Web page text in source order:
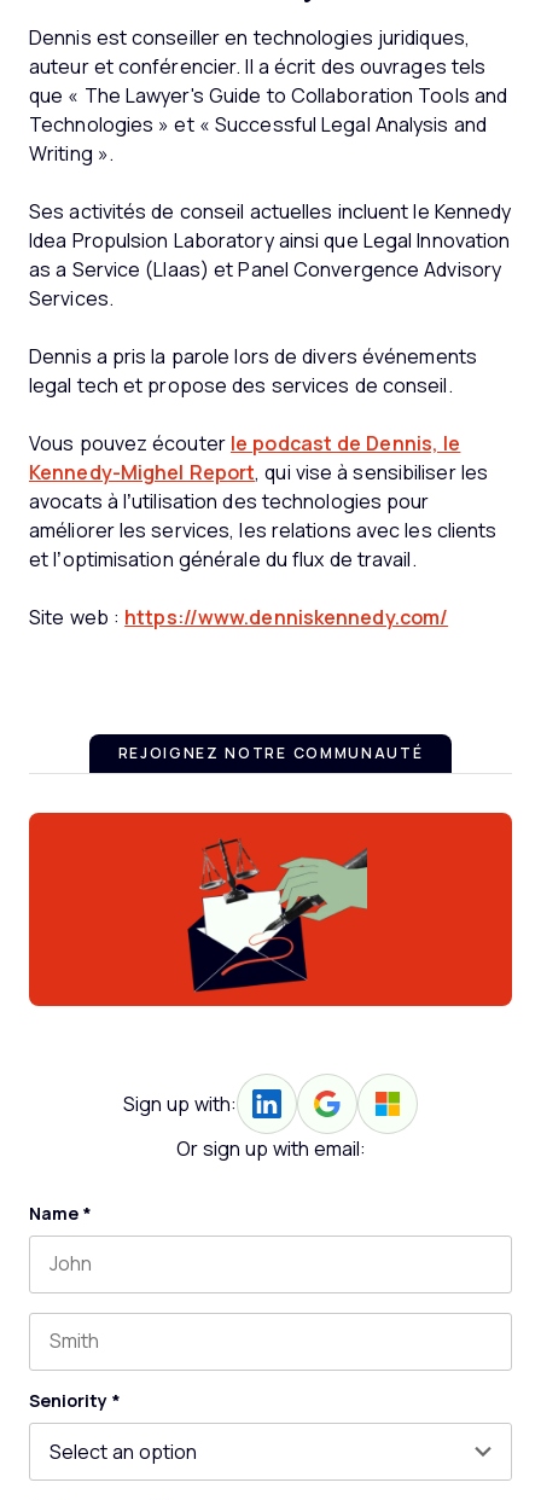
Dennis est conseiller en technologies juridiques,
auteur et conférencier. Il a écrit des ouvrages tels
que « The Lawyer's Guide to Collaboration Tools and
Technologies » et « Successful Legal Analysis and
Writing ».
Ses activités de conseil actuelles incluent le Kennedy
Idea Propulsion Laboratory ainsi que Legal Innovation
as a Service (LIaas) et Panel Convergence Advisory
Services.
Dennis a pris la parole lors de divers événements
legal tech et propose des services de conseil.
Vous pouvez écouter le podcast de Dennis, le
Kennedy-Mighel Report, qui vise à sensibiliser les
avocats à l’utilisation des technologies pour
améliorer les services, les relations avec les clients
et l’optimisation générale du flux de travail.
Site web : https://www.denniskennedy.com/
REJOIGNEZ NOTRE COMMUNAUTÉ
Sign up with:
Or sign up with email:
Name *
Seniority *